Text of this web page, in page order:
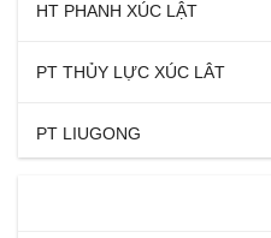
HT PHANH XÚC LẬT
PT THỦY LỰC XÚC LÂT
PT LIUGONG